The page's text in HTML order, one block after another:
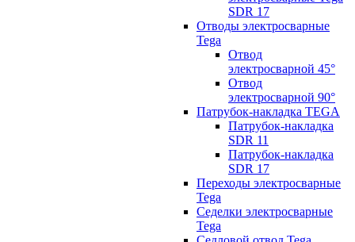
SDR 17
Отводы электросварные
Tega
Отвод
электросварной 45°
Отвод
электросварной 90°
Патрубок-накладка TEGA
Патрубок-накладка
SDR 11
Патрубок-накладка
SDR 17
Переходы электросварные
Tega
Седелки электросварные
Tega